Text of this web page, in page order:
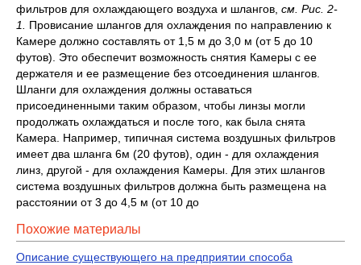
фильтров для охлаждающего воздуха и шлангов, см. Рис. 2-
1. Провисание шлангов для охлаждения по направлению к
Камере должно составлять от 1,5 м до 3,0 м (от 5 до 10
футов). Это обеспечит возможность снятия Камеры с ее
держателя и ее размещение без отсоединения шлангов.
Шланги для охлаждения должны оставаться
присоединенными таким образом, чтобы линзы могли
продолжать охлаждаться и после того, как была снята
Камера. Например, типичная система воздушных фильтров
имеет два шланга 6м (20 футов), один - для охлаждения
линз, другой - для охлаждения Камеры. Для этих шлангов
система воздушных фильтров должна быть размещена на
расстоянии от 3 до 4,5 м (от 10 до
Похожие материалы
Описание существующего на предприятии способа